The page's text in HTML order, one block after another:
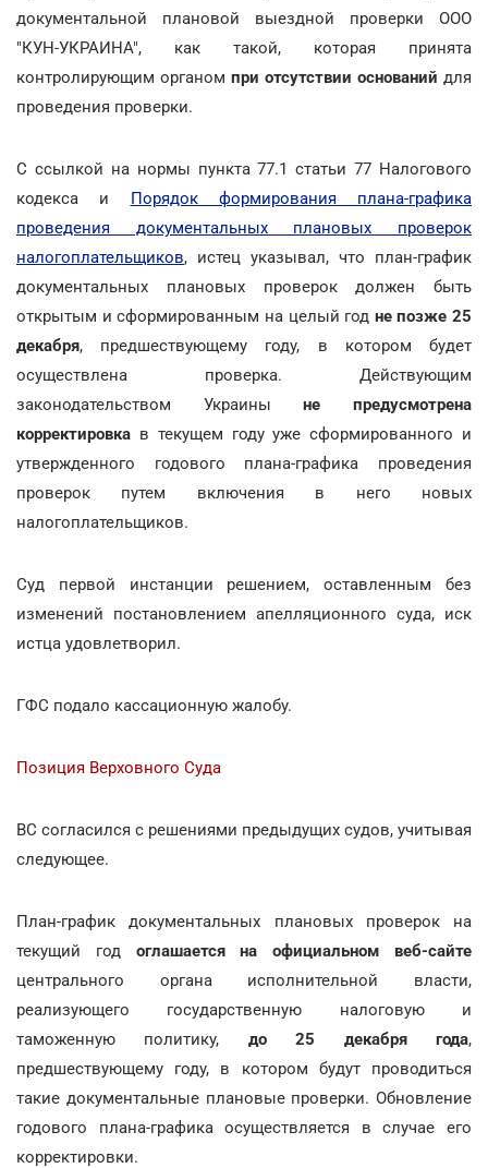
документальной плановой выездной проверки ООО
"КУН-УКРАИНА", как такой, которая принята
контролирующим органом при отсутствии оснований для
проведения проверки.
С ссылкой на нормы пункта 77.1 статьи 77 Налогового
кодекса и Порядок формирования плана-графика
проведения документальных плановых проверок
налогоплательщиков, истец указывал, что план-график
документальных плановых проверок должен быть
открытым и сформированным на целый год не позже 25
декабря, предшествующему году, в котором будет
осуществлена проверка. Действующим
законодательством Украиныне предусмотрена
корректировка в текущем году уже сформированного и
утвержденного годового плана-графика проведения
проверок путем включения в него новых
налогоплательщиков.
Суд первой инстанции решением, оставленным без
изменений постановлением апелляционного суда, иск
истца удовлетворил.
ГФС подало кассационную жалобу.
Позиция Верховного Суда
ВС согласился с решениями предыдущих судов, учитывая
следующее.
План-график документальных плановых проверок на
текущий год оглашается на официальном веб-сайте
центрального органа исполнительной власти,
реализующего государственную налоговую и
таможенную политику, до 25 декабря года,
предшествующему году, в котором будут проводиться
такие документальные плановые проверки. Обновление
годового плана-графика осуществляется в случае его
корректировки.